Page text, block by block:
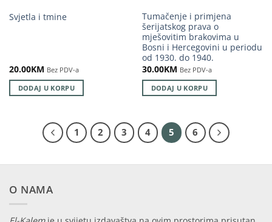
Svjetla i tmine
20.00KM Bez PDV-a
DODAJ U KORPU
Tumačenje i primjena
šerijatskog prava o
mješovitim brakovima u
Bosni i Hercegovini u periodu
od 1930. do 1940.
30.00KM Bez PDV-a
DODAJ U KORPU
1 2 3 4 5 6
O NAMA